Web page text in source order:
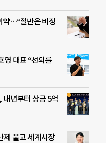
약…“절반은 비정
영 대표 “선의를
내년부터 상금 5억
제 풀고 세계시장